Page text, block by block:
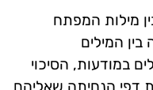
מילות המפתח
המילים
במודעות, הסיכוי
דפי הנחיתה שאליהם